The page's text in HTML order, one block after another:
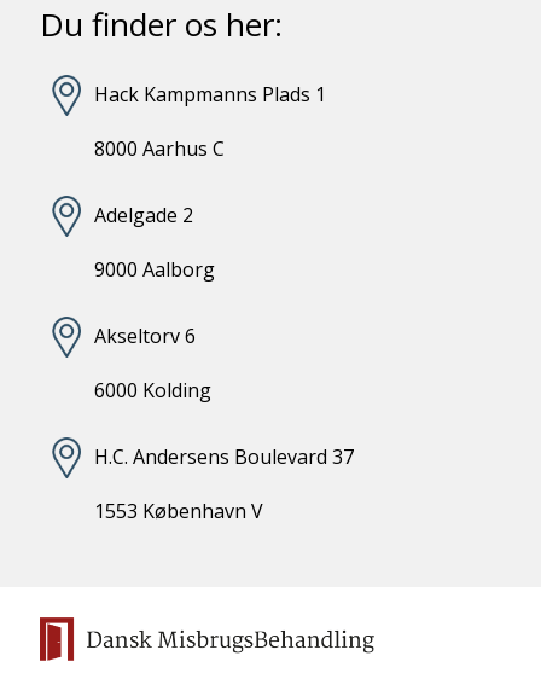
Du finder os her:
Hack Kampmanns Plads 1
8000 Aarhus C
Adelgade 2
9000 Aalborg
Akseltorv 6
6000 Kolding
H.C. Andersens Boulevard 37
1553 København V